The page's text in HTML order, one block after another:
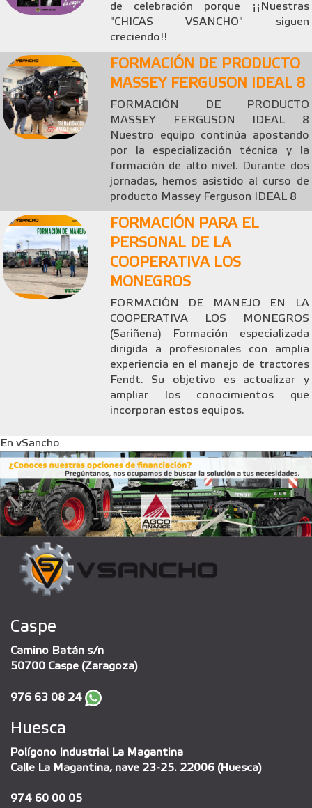
de celebración porque ¡¡Nuestras
"CHICAS VSANCHO" siguen
creciendo!!
FORMACIÓN DE PRODUCTO
MASSEY FERGUSON IDEAL 8
FORMACIÓN DE PRODUCTO
MASSEY FERGUSON IDEAL 8
Nuestro equipo continúa apostando
por la especialización técnica y la
formación de alto nivel. Durante dos
jornadas, hemos asistido al curso de
producto Massey Ferguson IDEAL 8
FORMACIÓN PARA EL
PERSONAL DE LA
COOPERATIVA LOS
MONEGROS
FORMACIÓN DE MANEJO EN LA
COOPERATIVA LOS MONEGROS
(Sariñena) Formación especializada
dirigida a profesionales con amplia
experiencia en el manejo de tractores
Fendt. Su objetivo es actualizar y
ampliar los conocimientos que
incorporan estos equipos.
En vSancho
Caspe
Camino Batán s/n
50700 Caspe (Zaragoza)
976 63 08 24
Huesca
Polígono Industrial La Magantina
Calle La Magantina, nave 23-25. 22006 (Huesca)
974 60 00 05